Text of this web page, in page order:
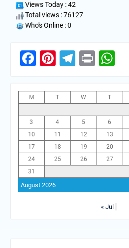
Views Today : 42
Total views : 76127
Who's Online : 0
Facebook
Pinterest
Print
August 2026
M T W T
3
4 5 6
10
11 12 13
17
18 19 20
24
25 26 27
31
« Jul